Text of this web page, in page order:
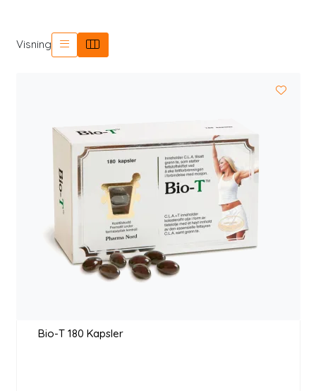
Visning
Bio-T 180 Kapsler
Velvære
Legemidler